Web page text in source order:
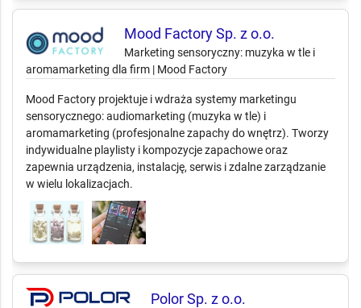
Mood Factory Sp. z o.o.
Marketing sensoryczny: muzyka w tle i
aromamarketing dla firm | Mood Factory
Mood Factory projektuje i wdraża systemy marketingu
sensorycznego: audiomarketing (muzyka w tle) i
aromamarketing (profesjonalne zapachy do wnętrz). Tworzy
indywidualne playlisty i kompozycje zapachowe oraz
zapewnia urządzenia, instalację, serwis i zdalne zarządzanie
w wielu lokalizacjach.
Polor Sp. z o.o.